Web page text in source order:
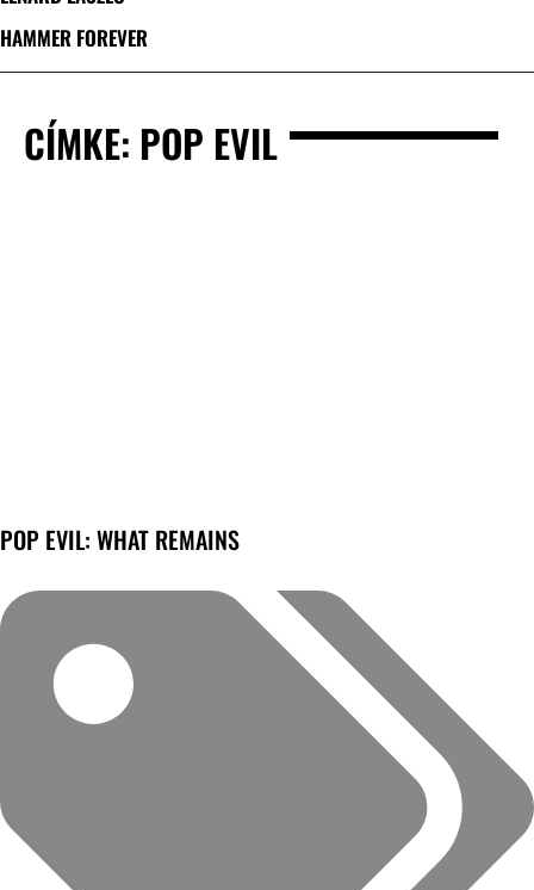
HAMMER FOREVER
CÍMKE: POP EVIL
POP EVIL: WHAT REMAINS